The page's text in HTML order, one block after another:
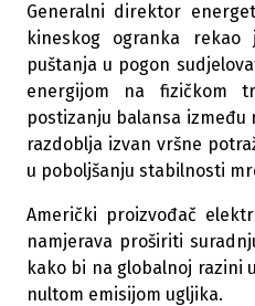
Generalni direktor
kineskog ogranka
puštanja u pogon
energijom na fizičkom
postizanju balansa između
razdoblja izvan vršne
u poboljšanju stabilnosti
Američki proizvođač
namjerava proširiti
kako bi na globalnoj razini
nultom emisijom ugljika.